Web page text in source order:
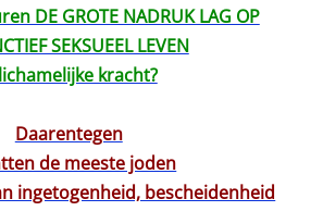
DE GROTE NADRUK LAG OP
SEKSUEEL LEVEN
kracht?
Daarentegen
de meeste joden
ingetogenheid, bescheidenheid